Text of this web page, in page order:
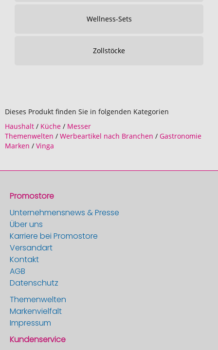
Wellness-Sets
Zollstöcke
Dieses Produkt finden Sie in folgenden Kategorien
Haushalt / Küche / Messer
Themenwelten / Werbeartikel nach Branchen / Gastronomie
Marken / Vinga
Promostore
Unternehmensnews & Presse
Über uns
Karriere bei Promostore
Versandart
Kontakt
AGB
Datenschutz
Themenwelten
Markenvielfalt
Impressum
Kundenservice